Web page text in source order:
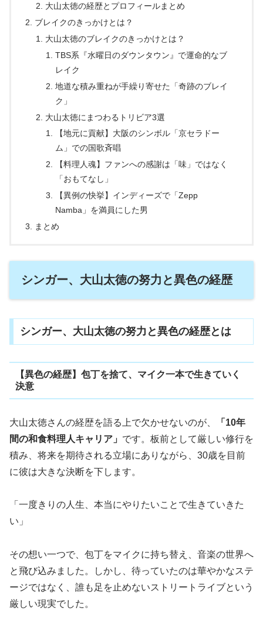
大山太徳の経歴とプロフィールまとめ
ブレイクのきっかけとは？
大山太徳のブレイクのきっかけとは？
TBS系『水曜日のダウンタウン』で運命的なブ
レイク
地道な積み重ねが手繰り寄せた「奇跡のブレイ
ク」
大山太徳にまつわるトリビア3選
【地元に貢献】大阪のシンボル「京セラドー
ム」での国歌斉唱
【料理人魂】ファンへの感謝は「味」ではなく
「おもてなし」
【異例の快挙】インディーズで「Zepp
Namba」を満員にした男
まとめ
シンガー、大山太徳の努力と異色の経歴
シンガー、大山太徳の努力と異色の経歴とは
【異色の経歴】包丁を捨て、マイク一本で生きていく
決意
大山太徳さんの経歴を語る上で欠かせないのが、
「10年
間の和食料理人キャリア」 です。板前として厳しい修行を
積み、将来を期待される立場にありながら、30歳を目前
に彼は大きな決断を下します。
「一度きりの人生、本当にやりたいことで生きていきた
い」
その想い一つで、包丁をマイクに持ち替え、音楽の世界へ
と飛び込みました。しかし、待っていたのは華やかなステ
ージではなく、誰も足を止めないストリートライブという
厳しい現実でした。